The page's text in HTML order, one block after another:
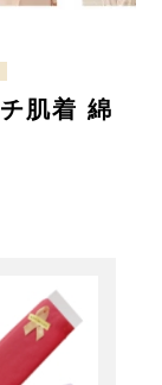
肌着 綿